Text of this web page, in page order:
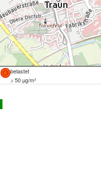
belastet
> 50 µg/m³